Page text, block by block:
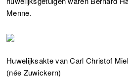
Menne.
Huwelijksakte van Carl Christof
(née Zuwickern)